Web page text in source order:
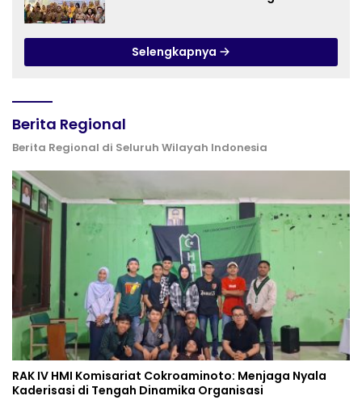
Selengkapnya
Berita Regional
Berita Regional di Seluruh Wilayah Indonesia
RAK IV HMI Komisariat Cokroaminoto: Menjaga Nyala
Kaderisasi di Tengah Dinamika Organisasi